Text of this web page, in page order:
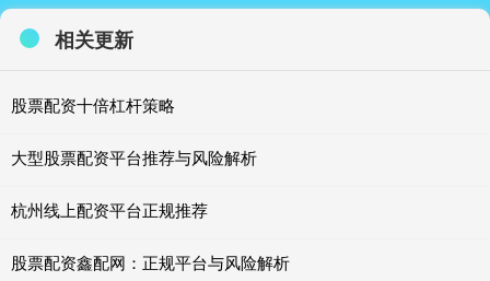
相关更新
股票配资十倍杠杆策略
大型股票配资平台推荐与风险解析
杭州线上配资平台正规推荐
股票配资鑫配网：正规平台与风险解析